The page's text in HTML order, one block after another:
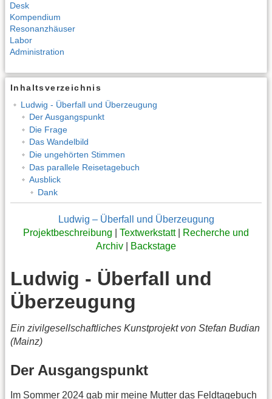
Desk
Kompendium
Resonanzhäuser
Labor
Administration
Inhaltsverzeichnis
Ludwig - Überfall und Überzeugung
Der Ausgangspunkt
Die Frage
Das Wandelbild
Die ungehörten Stimmen
Das parallele Reisetagebuch
Ausblick
Dank
Ludwig – Überfall und Überzeugung
Projektbeschreibung
Textwerkstatt|
Recherche und
Archiv
Backstage
Ludwig - Überfall und
Überzeugung
Ein zivilgesellschaftliches Kunstprojekt von Stefan Budian
(Mainz)
Der Ausgangspunkt
Im Sommer 2024 gab mir meine Mutter das Feldtagebuch